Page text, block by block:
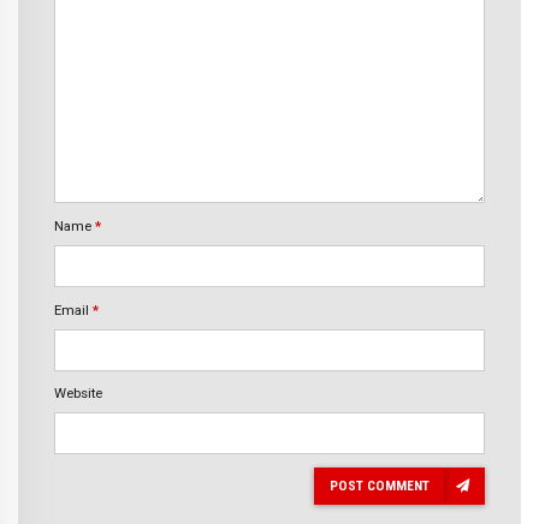
Name *
Email *
Website
POST COMMENT